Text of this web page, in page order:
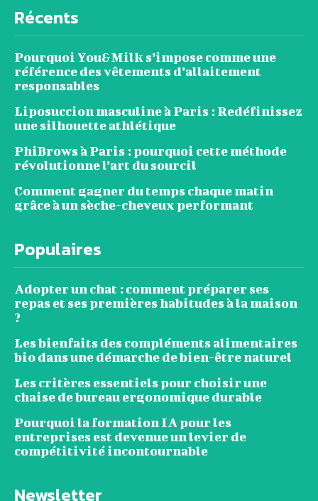
Récents
Pourquoi You&Milk s’impose comme une
référence des vêtements d’allaitement
responsables
Liposuccion masculine à Paris : Redéfinissez
une silhouette athlétique
PhiBrows à Paris : pourquoi cette méthode
révolutionne l’art du sourcil
Comment gagner du temps chaque matin
grâce à un sèche-cheveux performant
Populaires
Adopter un chat : comment préparer ses
repas et ses premières habitudes à la maison
?
Les bienfaits des compléments alimentaires
bio dans une démarche de bien-être naturel
Les critères essentiels pour choisir une
chaise de bureau ergonomique durable
Pourquoi la formation IA pour les
entreprises est devenue un levier de
compétitivité incontournable
Newsletter